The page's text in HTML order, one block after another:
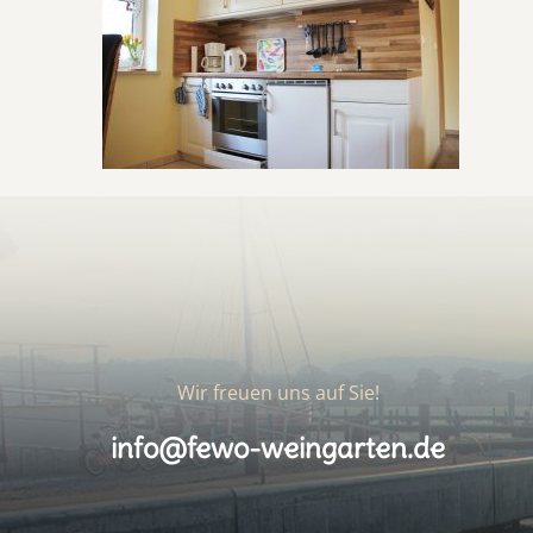
Wir freuen uns auf Sie!
info@fewo-weingarten.de